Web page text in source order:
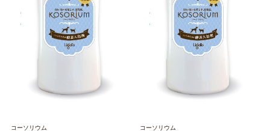
コーソリウム コーソリウム